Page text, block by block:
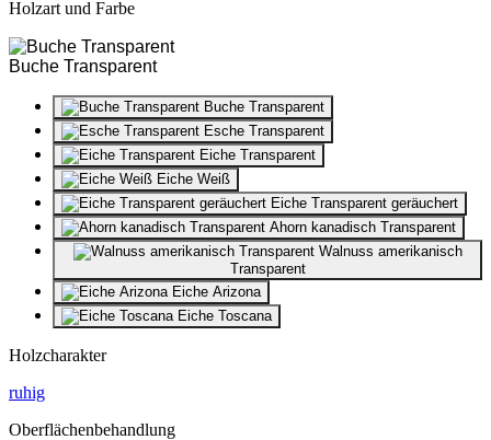
Holzart und Farbe
Buche Transparent
Buche Transparent
Esche Transparent
Eiche Transparent
Eiche Weiß
Eiche Transparent geräuchert
Ahorn kanadisch Transparent
Walnuss amerikanisch
Transparent
Eiche Arizona
Eiche Toscana
Holzcharakter
ruhig
Oberflächenbehandlung